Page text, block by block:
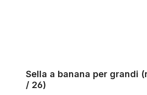
Sella a banana per grandi
/ 26)